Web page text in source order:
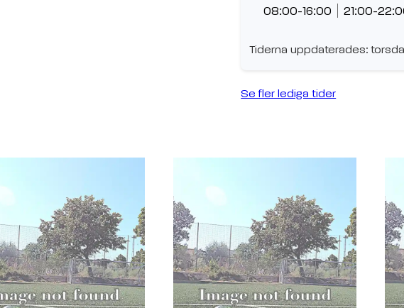
08:00-16:00 21:00-
Tiderna uppdaterades:
Se fler lediga tider